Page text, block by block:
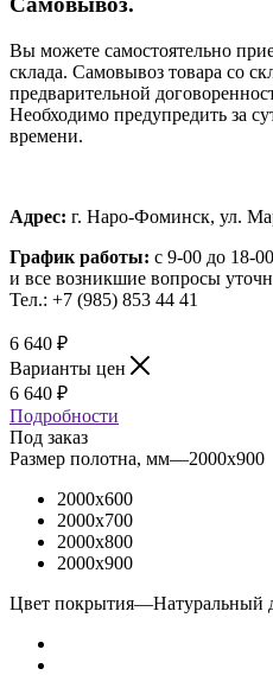
Вы можете самостоятельно
склада. Самовывоз товара со
предварительной
Необходимо предупредить за
времени.
Адрес: г. Наро-Фоминск, ул.
График работы: с 9-00 до 18-
и все возникшие вопросы
Тел.: +7 (985) 853 44 41
6 640 ₽
Варианты цен
6 640 ₽
Подробности
Под заказ
Размер полотна, мм—2000x900
2000x600
2000x700
2000x800
2000x900
Цвет покрытия—Натуральный